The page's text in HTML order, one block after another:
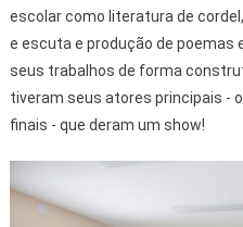
escolar como literatura de
e escuta e produção de poemas
seus trabalhos de forma
tiveram seus atores principais -
finais - que deram um show!